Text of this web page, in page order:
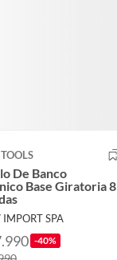
De Banco
Base Giratoria 8
IMPORT SPA
-40%